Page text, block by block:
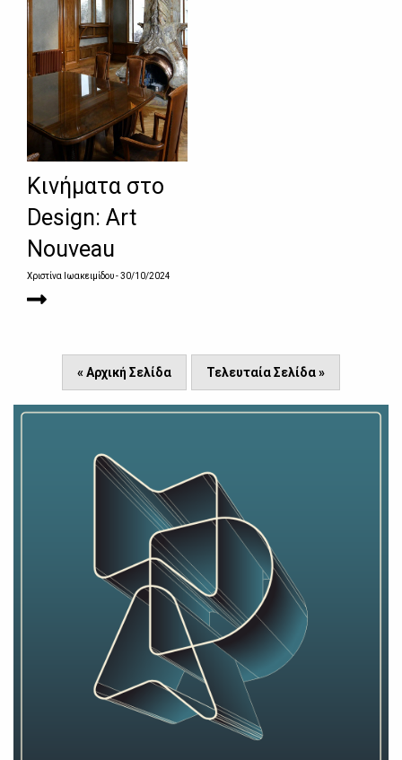
Κινήματα στο
Design: Art
Nouveau
Χριστίνα Ιωακειμίδου- 30/10/2024
« Αρχική Σελίδα Τελευταία Σελίδα »